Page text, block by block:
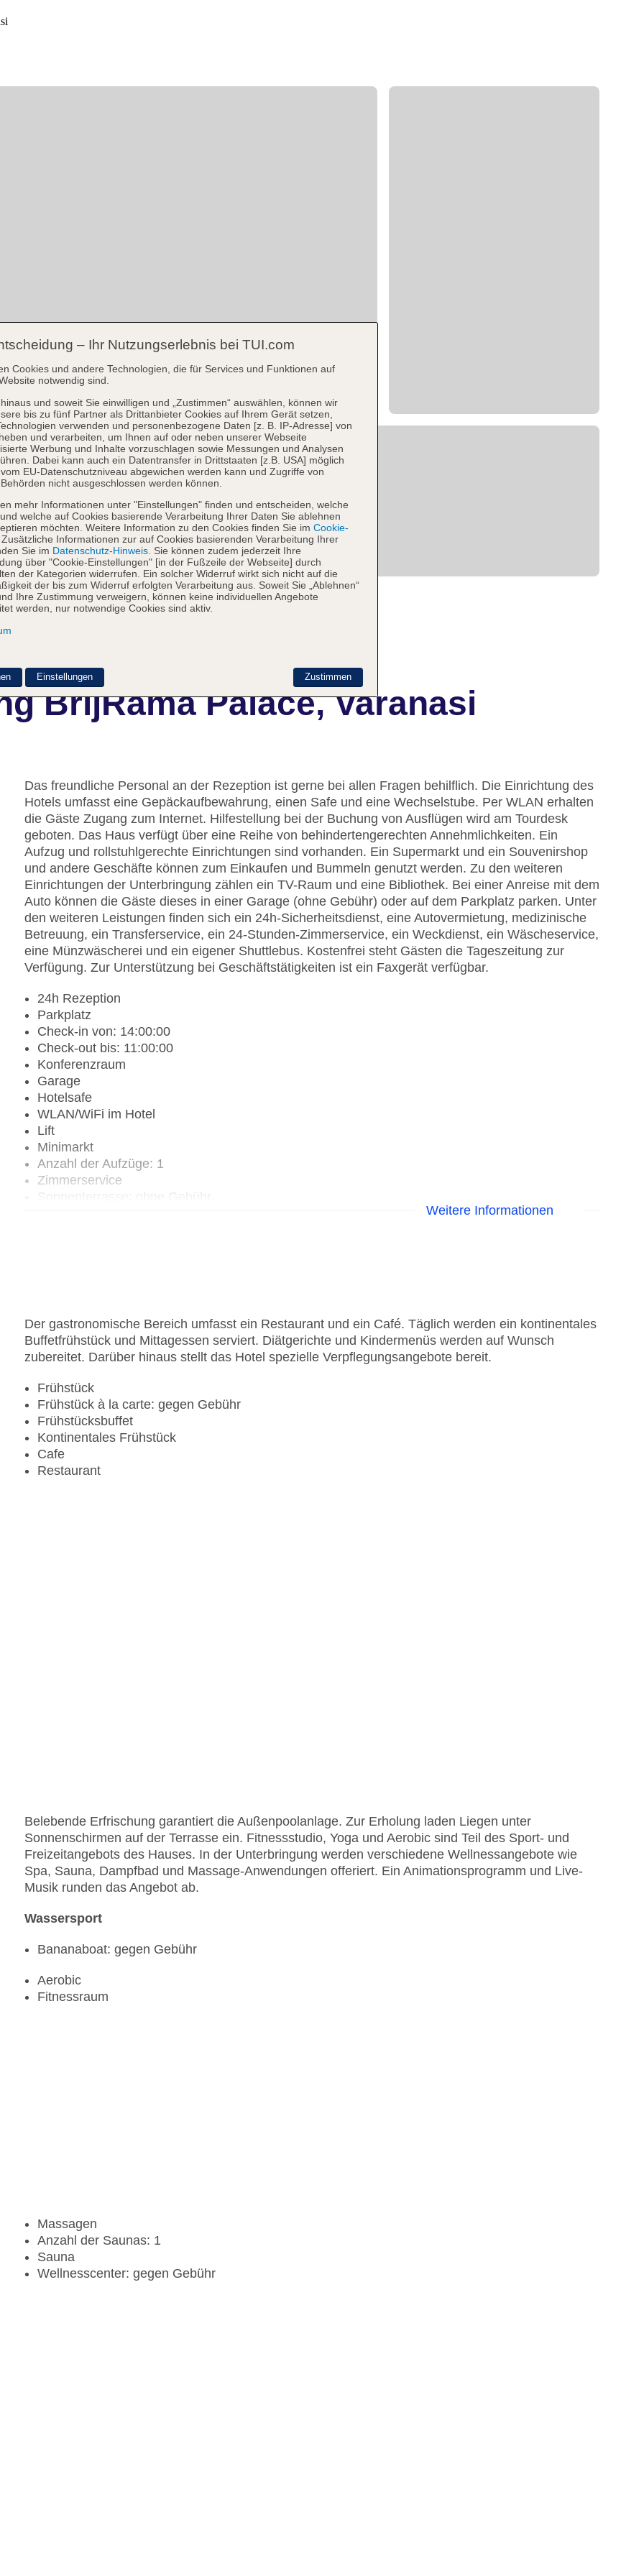
BrijRama Palace, Varanasi
Das freundliche Personal an der Rezeption ist gerne bei allen Fragen behilflich. Die Einrichtung des
Hotels umfasst eine Gepäckaufbewahrung, einen Safe und eine Wechselstube. Per WLAN erhalten
die Gäste Zugang zum Internet. Hilfestellung bei der Buchung von Ausflügen wird am Tourdesk
geboten. Das Haus verfügt über eine Reihe von behindertengerechten Annehmlichkeiten. Ein
Aufzug und rollstuhlgerechte Einrichtungen sind vorhanden. Ein Supermarkt und ein Souvenirshop
und andere Geschäfte können zum Einkaufen und Bummeln genutzt werden. Zu den weiteren
Einrichtungen der Unterbringung zählen ein TV-Raum und eine Bibliothek. Bei einer Anreise mit dem
Auto können die Gäste dieses in einer Garage (ohne Gebühr) oder auf dem Parkplatz parken. Unter
den weiteren Leistungen finden sich ein 24h-Sicherheitsdienst, eine Autovermietung, medizinische
Betreuung, ein Transferservice, ein 24-Stunden-Zimmerservice, ein Weckdienst, ein Wäscheservice,
eine Münzwäscherei und ein eigener Shuttlebus. Kostenfrei steht Gästen die Tageszeitung zur
Verfügung. Zur Unterstützung bei Geschäftstätigkeiten ist ein Faxgerät verfügbar.
24h Rezeption
Parkplatz
Check-in von: 14:00:00
Check-out bis: 11:00:00
Konferenzraum
Garage
Hotelsafe
WLAN/WiFi im Hotel
Lift
Minimarkt
Anzahl der Aufzüge: 1
Zimmerservice
Weitere Informationen
Der gastronomische Bereich umfasst ein Restaurant und ein Café. Täglich werden ein kontinentales
Buffetfrühstück und Mittagessen serviert. Diätgerichte und Kindermenüs werden auf Wunsch
zubereitet. Darüber hinaus stellt das Hotel spezielle Verpflegungsangebote bereit.
Frühstück
Frühstück à la carte: gegen Gebühr
Frühstücksbuffet
Kontinentales Frühstück
Cafe
Restaurant
Belebende Erfrischung garantiert die Außenpoolanlage. Zur Erholung laden Liegen unter
Sonnenschirmen auf der Terrasse ein. Fitnessstudio, Yoga und Aerobic sind Teil des Sport- und
Freizeitangebots des Hauses. In der Unterbringung werden verschiedene Wellnessangebote wie
Spa, Sauna, Dampfbad und Massage-Anwendungen offeriert. Ein Animationsprogramm und Live-
Musik runden das Angebot ab.
Wassersport
Bananaboat: gegen Gebühr
Aerobic
Fitnessraum
Massagen
Anzahl der Saunas: 1
Sauna
Wellnesscenter: gegen Gebühr
– Ihr Nutzungserlebnis bei TUI.com
Cookies und andere Technologien, die für Services und Funktionen auf
notwendig sind.
und soweit Sie einwilligen und „Zustimmen“ auswählen, können wir
bis zu fünf Partner als Drittanbieter Cookies auf Ihrem Gerät setzen,
verwenden und personenbezogene Daten [z. B. IP-Adresse] von
und verarbeiten, um Ihnen auf oder neben unserer Webseite
Werbung und Inhalte vorzuschlagen sowie Messungen und Analysen
Dabei kann auch ein Datentransfer in Drittstaaten [z.B. USA] möglich
EU-Datenschutzniveau abgewichen werden kann und Zugriffe von
nicht ausgeschlossen werden können.
mehr Informationen unter "Einstellungen" finden und entscheiden, welche
welche auf Cookies basierende Verarbeitung Ihrer Daten Sie ablehnen
möchten. Weitere Information zu den Cookies finden Sie im Cookie-
. Zusätzliche Informationen zur auf Cookies basierenden Verarbeitung Ihrer
Sie im Datenschutz-Hinweis . Sie können zudem jederzeit Ihre
über "Cookie-Einstellungen" [in der Fußzeile der Webseite] durch
der Kategorien widerrufen. Ein solcher Widerruf wirkt sich nicht auf die
der bis zum Widerruf erfolgten Verarbeitung aus. Soweit Sie „Ablehnen“
Ihre Zustimmung verweigern, können keine individuellen Angebote
werden, nur notwendige Cookies sind aktiv.
Zustimmen
Einstellungen